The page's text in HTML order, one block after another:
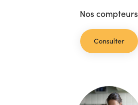
Nos compteurs
Consulter